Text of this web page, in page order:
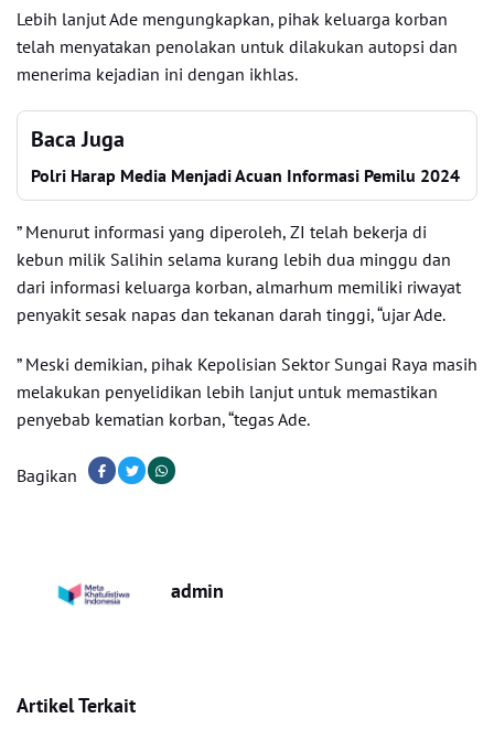
Lebih lanjut Ade mengungkapkan, pihak keluarga korban
telah menyatakan penolakan untuk dilakukan autopsi dan
menerima kejadian ini dengan ikhlas.
Baca Juga
Polri Harap Media Menjadi Acuan Informasi Pemilu 2024
” Menurut informasi yang diperoleh, ZI telah bekerja di
kebun milik Salihin selama kurang lebih dua minggu dan
dari informasi keluarga korban, almarhum memiliki riwayat
penyakit sesak napas dan tekanan darah tinggi, “ujar Ade.
” Meski demikian, pihak Kepolisian Sektor Sungai Raya masih
melakukan penyelidikan lebih lanjut untuk memastikan
penyebab kematian korban, “tegas Ade.
Bagikan
admin
Artikel Terkait